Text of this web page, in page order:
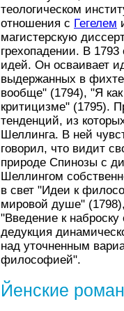
теологическом
отношения с Гегелем
магистерскую
грехопадении. В 1793
идей. Он осваивает
выдержанных в
вообще" (1794), "Я
критицизме" (1795).
тенденций, из
Шеллинга. В ней
говорил, что видит
природе Спинозы с
Шеллингом
в свет "Идеи к
мировой душе"
"Введение к
дедукция
над уточненным
философией".
Йенские